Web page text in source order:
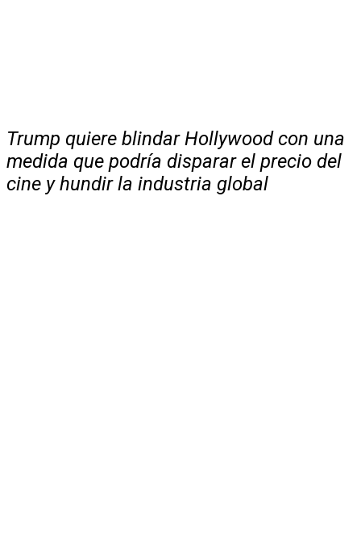
Trump quiere blindar Hollywood con una
medida que podría disparar el precio del
cine y hundir la industria global